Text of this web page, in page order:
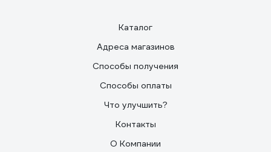
Каталог
Адреса магазинов
Способы получения
Способы оплаты
Что улучшить?
Контакты
О Компании